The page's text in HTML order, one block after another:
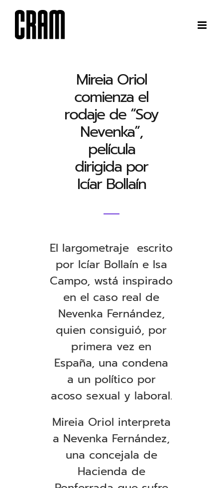
contenido
Mireia Oriol
comienza el
rodaje de “Soy
Nevenka”,
película
dirigida por
Icíar Bollaín
El largometraje escrito
por Icíar Bollaín e Isa
Campo, wstá inspirado
en el caso real de
Nevenka Fernández,
quien consiguió, por
primera vez en
España, una condena
a un político por
acoso sexual y laboral.
Mireia Oriol interpreta
a Nevenka Fernández,
una concejala de
Hacienda de